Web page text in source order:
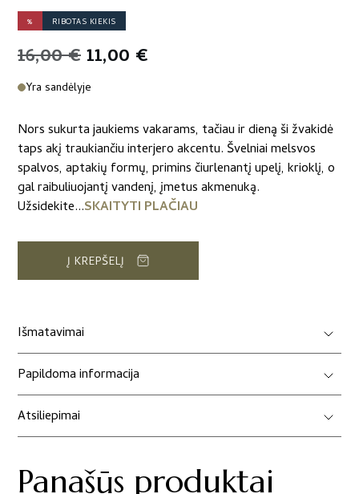
% RIBOTAS KIEKIS
16,00€Original
price
16,00 €.
11,00 €
11,00 €.
Yra sandėlyje
Nors sukurta jaukiems vakarams, tačiau ir dieną ši žvakidė
taps akį traukiančiu interjero akcentu. Švelniai melsvos
spalvos, aptakių formų, primins čiurlenantį upelį, krioklį, o
gal raibuliuojantį vandenį, įmetus akmenuką.
Užsidekite...SKAITYTI PLAČIAU
Į KREPŠELĮ
Išmatavimai
Papildoma informacija
Atsiliepimai
Panašūs produktai